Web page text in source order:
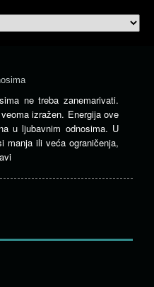
ne treba zanemarivati.
izražen. Energija ove
u ljubavnim odnosima. U
manja ili veća ograničenja,